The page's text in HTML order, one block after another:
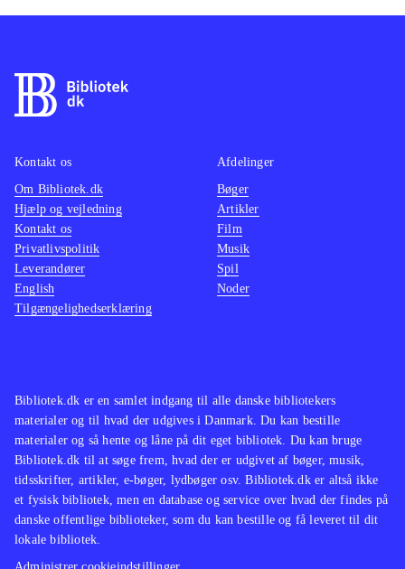
Bibliotek.dk er en samlet indgang til alle danske bibliotekers
materialer og til hvad der udgives i Danmark. Du kan bestille
materialer og så hente og låne på dit eget bibliotek. Du kan bruge
Bibliotek.dk til at søge frem, hvad der er udgivet af bøger, musik,
tidsskrifter, artikler, e-bøger, lydbøger osv. Bibliotek.dk er altså ikke
et fysisk bibliotek, men en database og service over hvad der findes på
danske offentlige biblioteker, som du kan bestille og få leveret til dit
lokale bibliotek.
Kontakt os
Om Bibliotek.dk
Hjælp og vejledning
Kontakt os
Privatlivspolitik
Leverandører
English
Tilgængelighedserklæring
Afdelinger
Bøger
Artikler
Film
Musik
Spil
Noder